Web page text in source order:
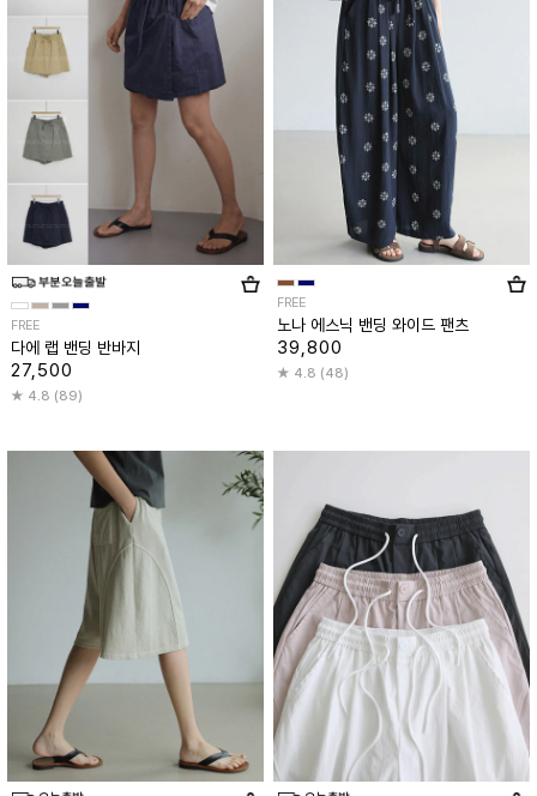
FREE
다에 랩 밴딩 반바지
27,500
4.8 (89)
FREE
노나 에스닉 밴딩 와이드 팬츠
39,800
4.8 (48)